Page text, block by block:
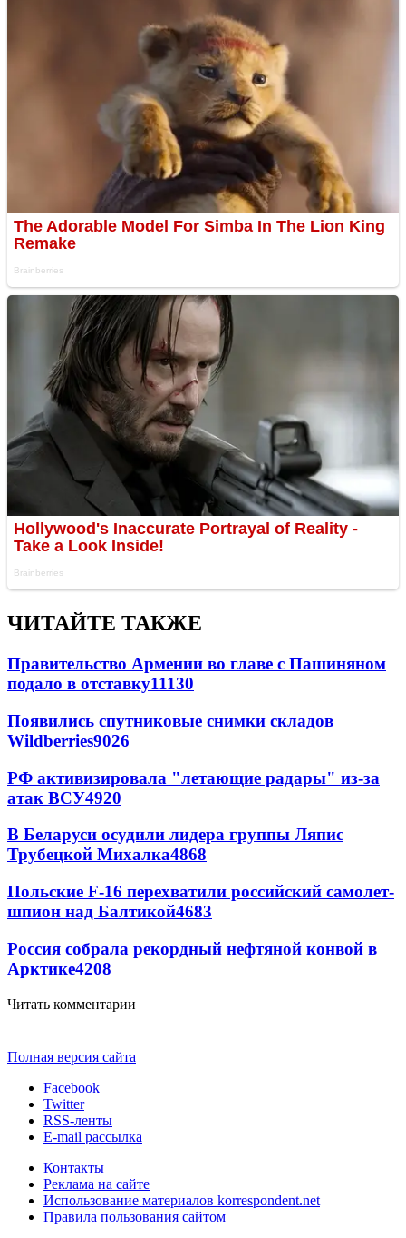
ЧИТАЙТЕ ТАКЖЕ
Правительство Армении во главе с Пашиняном
подало в отставку11130
Появились спутниковые снимки складов
Wildberries9026
РФ активизировала "летающие радары" из-за
атак ВСУ4920
В Беларуси осудили лидера группы Ляпис
Трубецкой Михалка4868
Польские F-16 перехватили российский самолет-
шпион над Балтикой4683
Россия собрала рекордный нефтяной конвой в
Арктике4208
Читать комментарии
Полная версия сайта
Facebook
Twitter
RSS-ленты
E-mail рассылка
Контакты
Реклама на сайте
Использование материалов korrespondent.net
Правила пользования сайтом